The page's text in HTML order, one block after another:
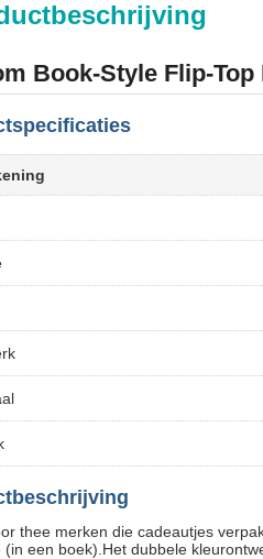
Book-Style Flip-
thee merken die cadeautjes
(in een boek).Het dubbele